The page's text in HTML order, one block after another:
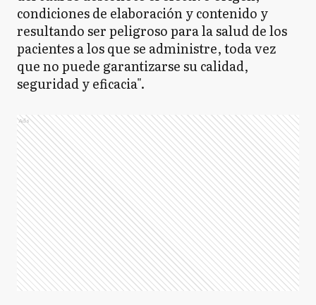
condiciones de elaboración y contenido y
resultando ser peligroso para la salud de los
pacientes a los que se administre, toda vez
que no puede garantizarse su calidad,
seguridad y eficacia".
Ads